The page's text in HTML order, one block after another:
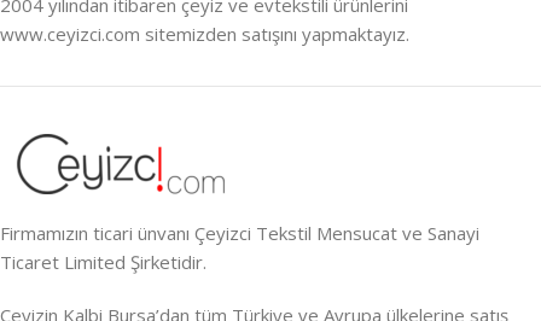
www.ceyizci.com sitemizden satışını yapmaktayız.
Firmamızın ticari ünvanı Çeyizci Tekstil Mensucat ve Sanayi
Ticaret Limited Şirketidir.
Çeyizin Kalbi Bursa’dan tüm Türkiye ve Avrupa ülkelerine satış